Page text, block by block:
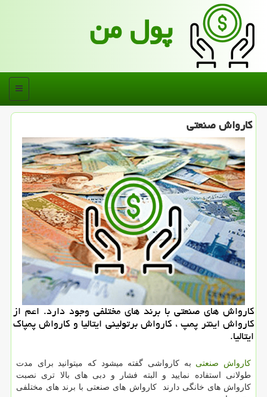
پول من
منو
كارواش صنعتی
كارواش های صنعتی با برند های مختلفی وجود دارد. اعم از
كارواش اینتر پمپ ، كارواش برتولینی ایتالیا و كارواش پمپاك
ایتالیا.
کارواش صنعتی به کارواشی گفته میشود که میتوانید برای مدت
طولانی استفاده نمایید و البته فشار و دبی های بالا تری نصبت
کارواش های خانگی دارند کارواش های صنعتی با برند های مختلفی